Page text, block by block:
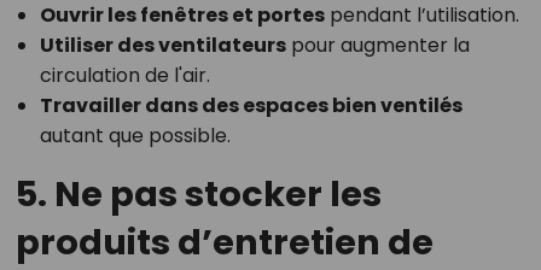
Ouvrir les fenêtres et portespendant l’utilisation.
Utiliser des ventilateurspour augmenter la
circulation de l'air.
Travailler dans des espaces bien ventilés
autant que possible.
5. Ne pas stocker les
produits d’entretien de